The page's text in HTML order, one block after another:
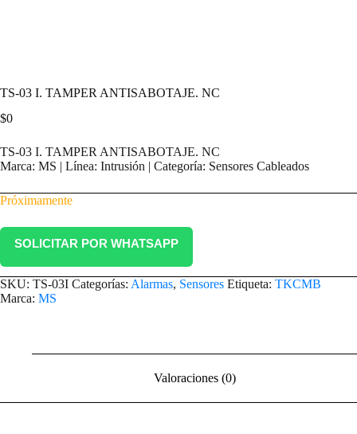
TS-03 I. TAMPER ANTISABOTAJE. NC
$0
TS-03 I. TAMPER ANTISABOTAJE. NC
Marca: MS | Línea: Intrusión | Categoría: Sensores Cableados
Próximamente
SOLICITAR POR WHATSAPP
SKU: TS-03I Categorías: Alarmas, Sensores Etiqueta: TKCMB
Marca: MS
Valoraciones (0)